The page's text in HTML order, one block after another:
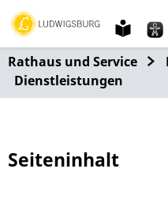
Rathaus und Service
Dienstleistungen
Seiteninhalt